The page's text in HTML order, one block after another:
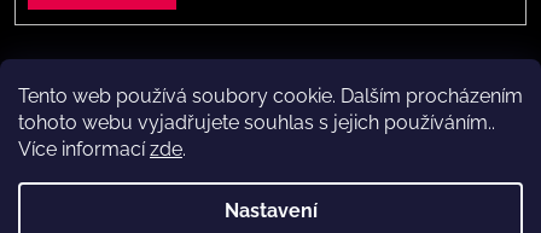
Tento web používá soubory cookie. Dalším procházením
tohoto webu vyjadřujete souhlas s jejich používáním..
Více informacízde.
Nastavení
Vytvořil Shoptet